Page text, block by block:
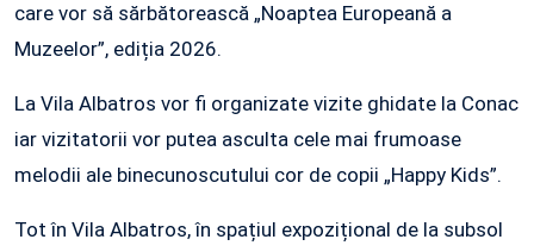
care vor să sărbătorească „Noaptea Europeană a
Muzeelor”, ediția 2026.
La Vila Albatros vor fi organizate vizite ghidate la Conac
iar vizitatorii vor putea asculta cele mai frumoase
melodii ale binecunoscutului cor de copii „Happy Kids”.
Tot în Vila Albatros, în spațiul expozițional de la subsol